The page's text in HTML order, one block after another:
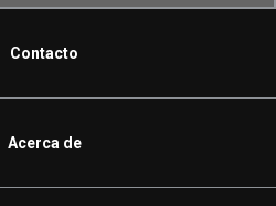
Contacto
Acerca de